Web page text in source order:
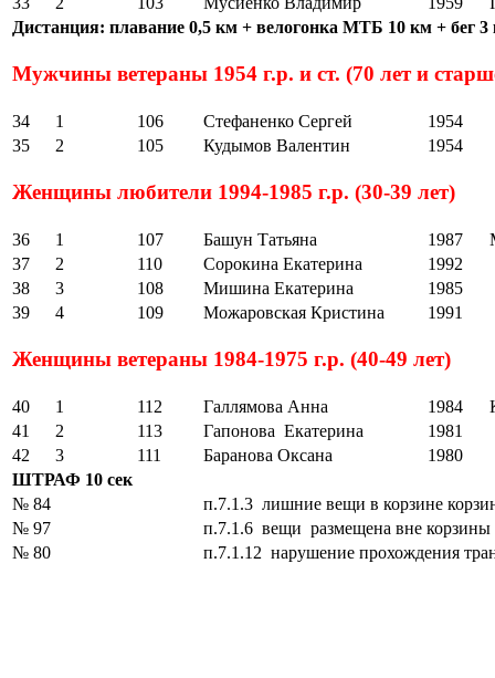
Дистанция: плавание 0,5 км + велогонка МТБ 10 км + бег 3
Мужчины ветераны 1954 г.р. и ст. (70 лет и
34 1 106 Стефаненко Сергей
1954
35
2 105 Кудымов Валентин 1954
Женщины любители 1994-1985 г.р. (30-39 лет)
36 1 107 Башун Татьяна 1987
37
2 110 Сорокина Екатерина
1992
38
3 108 Мишина Екатерина
1985
39
4 109 Можаровская Кристина 1991
Женщины ветераны 1984-1975 г.р. (40-49 лет)
40 1 112 Галлямова Анна 1984
41
2 113 Гапонова Екатерина
1981
42
3 111 Баранова Оксана
1980
ШТРАФ 10 сек
№ 84
п.7.1.3 лишние вещи в корзине
№ 97
п.7.1.6 вещи размещена вне корзины
№ 80
п.7.1.12 нарушение прохождения